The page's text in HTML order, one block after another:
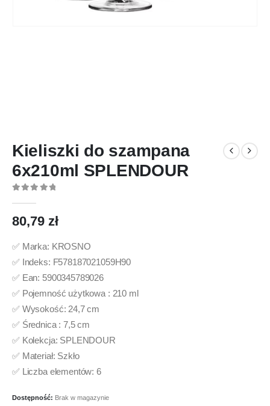
Kieliszki do szampana
6x210ml SPLENDOUR
80,79 zł
✅ Marka: KROSNO
✅ Indeks: F578187021059H90
✅ Ean: 5900345789026
✅ Pojemność użytkowa : 210 ml
✅ Wysokość: 24,7 cm
✅ Średnica : 7,5 cm
✅ Kolekcja: SPLENDOUR
✅ Materiał: Szkło
✅ Liczba elementów: 6
Dostępność: Brak w magazynie